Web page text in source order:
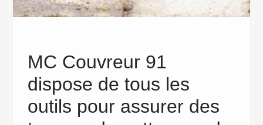
MC Couvreur 91
dispose de tous les
outils pour assurer des